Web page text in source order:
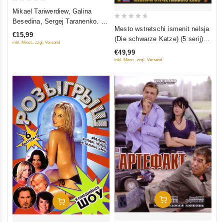
5
Mikael Tariwerdiew, Galina
Besedina, Sergej Taranenko. Ne
istschesaj
€15,99
inkl. Mwst., zzgl. Versand
5
Mesto wstretschi ismenit nelsja
(Die schwarze Katze) (5 serij) (2
Blu-Ray)
€49,99
inkl. Mwst., zzgl. Versand
In Den Warenkorb In Den Warenkorb